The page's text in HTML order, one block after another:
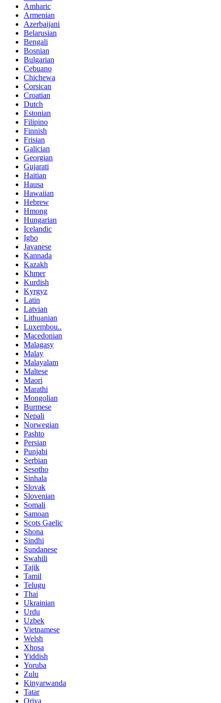
Amharic
Armenian
Azerbaijani
Belarusian
Bengali
Bosnian
Bulgarian
Cebuano
Chichewa
Corsican
Croatian
Dutch
Estonian
Filipino
Finnish
Frisian
Galician
Georgian
Gujarati
Haitian
Hausa
Hawaiian
Hebrew
Hmong
Hungarian
Icelandic
Igbo
Javanese
Kannada
Kazakh
Khmer
Kurdish
Kyrgyz
Latin
Latvian
Lithuanian
Luxembou..
Macedonian
Malagasy
Malay
Malayalam
Maltese
Maori
Marathi
Mongolian
Burmese
Nepali
Norwegian
Pashto
Persian
Punjabi
Serbian
Sesotho
Sinhala
Slovak
Slovenian
Somali
Samoan
Scots Gaelic
Shona
Sindhi
Sundanese
Swahili
Tajik
Tamil
Telugu
Thai
Ukrainian
Urdu
Uzbek
Vietnamese
Welsh
Xhosa
Yiddish
Yoruba
Zulu
Kinyarwanda
Tatar
Oriya